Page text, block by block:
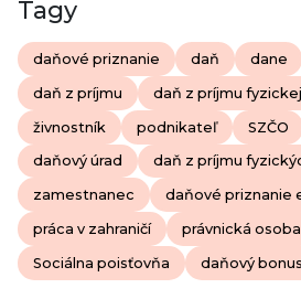
Tagy
daňové priznanie daň dane
daň z príjmu daň z príjmu
živnostník podnikateľ SZČO
daňový úrad daň z príjmu
zamestnanec daňové priznanie
práca v zahraničí právnická osoba
Sociálna poisťovňa daňový